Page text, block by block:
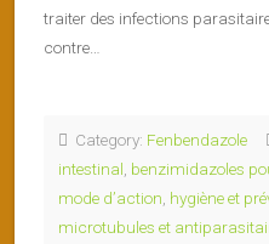
traiter des infections
contre…
Category: Fenbendazole
intestinal benzimidazoles
mode d’action hygiène et
microtubules et